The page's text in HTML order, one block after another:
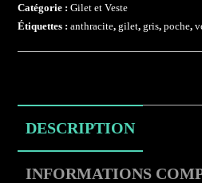
Catégorie :Gilet et Veste
Étiquettes :anthracite,gilet,gris,poche,
DESCRIPTION
INFORMATIONS